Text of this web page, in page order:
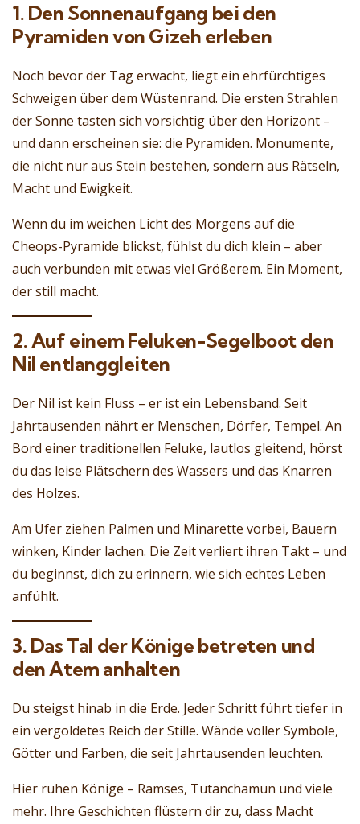
1. Den Sonnenaufgang bei den
Pyramiden von Gizeh erleben
Noch bevor der Tag erwacht, liegt ein ehrfürchtiges
Schweigen über dem Wüstenrand. Die ersten Strahlen
der Sonne tasten sich vorsichtig über den Horizont –
und dann erscheinen sie: die Pyramiden. Monumente,
die nicht nur aus Stein bestehen, sondern aus Rätseln,
Macht und Ewigkeit.
Wenn du im weichen Licht des Morgens auf die
Cheops-Pyramide blickst, fühlst du dich klein – aber
auch verbunden mit etwas viel Größerem. Ein Moment,
der still macht.
2. Auf einem Feluken-Segelboot den
Nil entlanggleiten
Der Nil ist kein Fluss – er ist ein Lebensband. Seit
Jahrtausenden nährt er Menschen, Dörfer, Tempel. An
Bord einer traditionellen Feluke, lautlos gleitend, hörst
du das leise Plätschern des Wassers und das Knarren
des Holzes.
Am Ufer ziehen Palmen und Minarette vorbei, Bauern
winken, Kinder lachen. Die Zeit verliert ihren Takt – und
du beginnst, dich zu erinnern, wie sich echtes Leben
anfühlt.
3. Das Tal der Könige betreten und
den Atem anhalten
Du steigst hinab in die Erde. Jeder Schritt führt tiefer in
ein vergoldetes Reich der Stille. Wände voller Symbole,
Götter und Farben, die seit Jahrtausenden leuchten.
Hier ruhen Könige – Ramses, Tutanchamun und viele
mehr. Ihre Geschichten flüstern dir zu, dass Macht